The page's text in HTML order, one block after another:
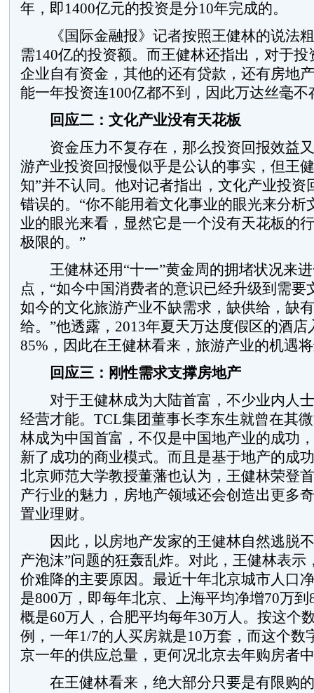
年，即1400亿元的投资是分10年完成的。
《国际金融报》记者按照王健林的说法粗
需140亿的投资额。而王健林还指出，对于
企业自有资金，其他的还有贷款，还有房地
能一年投资连100亿都不到，因此万达丝毫不
回应二：文化产业没有天花板
资金压力不复存在，那么投资回报效益又
游产业投资回报慢似乎是公认的事实，但王
知”并不认同。他对记者指出，文化产业投资
错误的。“你不能用着文化事业的眼光来分析
业的眼光来看，显然它是一个没有天花板的
极限的。”
王健林还用“十一”黄金周的拥堵状况来进
点，“如今中国消费者的意识已经升级到需要
如今的文化旅游产业不缺需求，缺供给，缺
给。”他透露，2013年夏天万达度假区的酒店
85%，因此在王健林看来，旅游产业的机遇
回应三：刚性需求支撑房地产
对于王健林成为大陆首富，不少业内人士
经营才能。TCL集团董事长李东生就曾在其
林成为中国首富，不仅是中国地产业的成功
新了成功的商业模式。而且是基于地产的成
北京师范大学教授董藩也认为，王健林荣登
产行业的魅力，房地产领域还会创造出更多
置业理财。
因此，以房地产发家的王健林自然逃脱不
产泡沫”问题的狂轰乱炸。对此，王健林表示
价难降的主要原因。最近十年北京城市人口
是800万，即每年北京、上海平均净增70万
概是60万人，合肥平均每年30万人。按这个
例，一年1/7的人买房就是10万套，而这个数
京一年的供应总量，更何况北京去年购房者
在王健林看来，绝大部分只要是有限购的